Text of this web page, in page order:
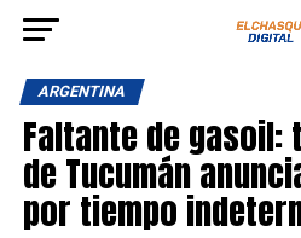
ARGENTINA
Faltante de
de Tucumán
por tiempo